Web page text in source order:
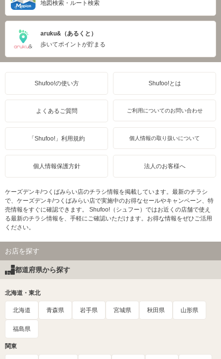
地図検索・ルート検索
aruku&（あるくと）
歩いてポイントが貯まる
Shufoo!の使い方 Shufoo!とは
よくあるご質問 ご利用についてのお問い合わせ
「Shufoo!」利用規約 個人情報の取り扱いについて
個人情報保護方針 法人のお客様へ
ケーズデンキ/つくばみらい店のチラシ情報を掲載しています。最新のチラシ
で、ケーズデンキ/つくばみらい店で実施中のお得なセールやキャンペーン、特
売情報をすぐに確認できます。 Shufoo!（シュフー）ではお近くの店舗で使え
る最新のチラシ情報を、手軽にご確認いただけます。お得な情報をぜひご活用
ください。
お店を探す
都道府県から探す
北海道・東北
北海道 青森県 岩手県 宮城県 秋田県 山形県
福島県
関東